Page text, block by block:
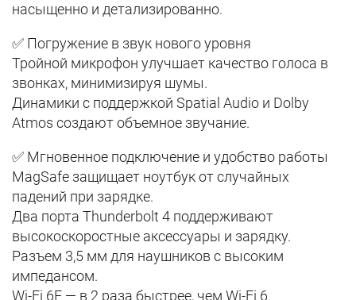
насыщенно и детализированно.
✅ Погружение в звук нового уровня
Тройной микрофон улучшает качество голоса в
звонках, минимизируя шумы.
Динамики с поддержкой Spatial Audio и Dolby
Atmos создают объемное звучание.
✅ Мгновенное подключение и удобство работы
MagSafe защищает ноутбук от случайных
падений при зарядке.
Два порта Thunderbolt 4 поддерживают
высокоскоростные аксессуары и зарядку.
Разъем 3,5 мм для наушников с высоким
импедансом.
Wi-Fi 6E — в 2 раза быстрее, чем Wi-Fi 6.